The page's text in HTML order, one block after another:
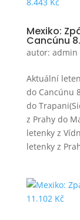
Mexiko:
Cancúnu
autor: admin
Aktuální
do Cancúnu
do
z Prahy do
letenky z
letenky z